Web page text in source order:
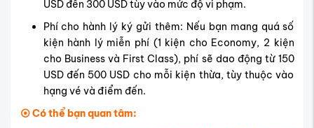
USD đến 300 USD tùy vào mức độ vi phạm.
Phí cho hành lý ký gửi thêm: Nếu bạn mang quá số
kiện hành lý miễn phí (1 kiện cho Economy, 2 kiện
cho Business và First Class), phí sẽ dao động từ 150
USD đến 500 USD cho mỗi kiện thừa, tùy thuộc vào
hạng vé và điểm đến.
⦿ Có thể bạn quan tâm: